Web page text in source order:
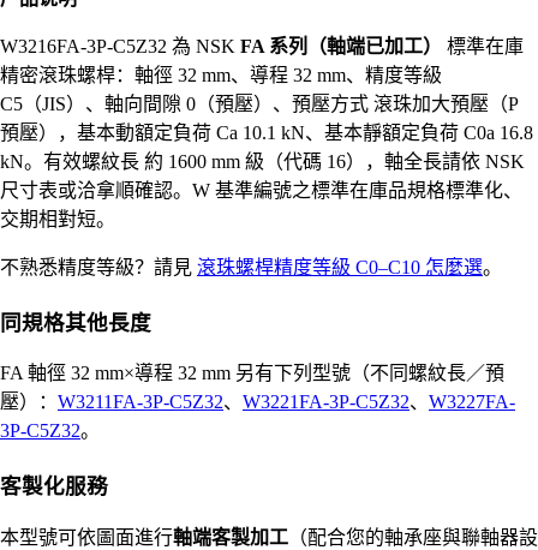
W3216FA-3P-C5Z32 為 NSK FA 系列（軸端已加工）
標準在庫
精密滾珠螺桿：軸徑 32 mm、導程 32 mm、精度等級
C5（JIS）、軸向間隙 0（預壓）、預壓方式 滾珠加大預壓（P
預壓），基本動額定負荷 Ca 10.1 kN、基本靜額定負荷 C0a 16.8
kN。有效螺紋長 約 1600 mm 級（代碼 16），軸全長請依 NSK
尺寸表或洽拿順確認。W 基準編號之標準在庫品規格標準化、
交期相對短。
不熟悉精度等級？請見 滾珠螺桿精度等級 C0–C10 怎麼選。
同規格其他長度
FA 軸徑 32 mm×導程 32 mm 另有下列型號（不同螺紋長／預
壓）： W3211FA-3P-C5Z32、 W3221FA-3P-C5Z32、 W3227FA-
3P-C5Z32。
客製化服務
本型號可依圖面進行軸端客製加工 （配合您的軸承座與聯軸器設